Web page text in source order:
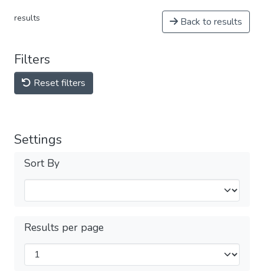
results Back to results
Filters
Reset filters
Settings
Sort By
Results per page